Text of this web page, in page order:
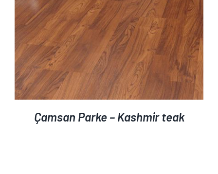
Çamsan Parke – Kashmir teak